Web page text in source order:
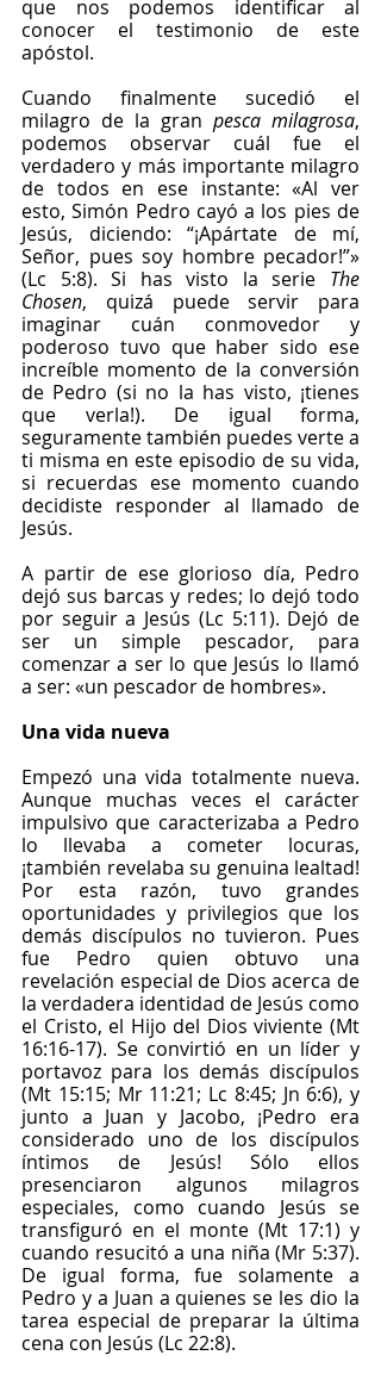
que nos podemos identificar al
conocer el testimonio de este
apóstol.
Cuando finalmente sucedió el
milagro de la gran pesca milagrosa,
podemos observar cuál fue el
verdadero y más importante milagro
de todos en ese instante: «Al ver
esto, Simón Pedro cayó a los pies de
Jesús, diciendo: “¡Apártate de mí,
Señor, pues soy hombre pecador!”»
(Lc 5:8). Si has visto la serie The
Chosen, quizá puede servir para
imaginar cuán conmovedor y
poderoso tuvo que haber sido ese
increíble momento de la conversión
de Pedro (si no la has visto, ¡tienes
que verla!). De igual forma,
seguramente también puedes verte a
ti misma en este episodio de su vida,
si recuerdas ese momento cuando
decidiste responder al llamado de
Jesús.
A partir de ese glorioso día, Pedro
dejó sus barcas y redes; lo dejó todo
por seguir a Jesús (Lc 5:11). Dejó de
ser un simple pescador, para
comenzar a ser lo que Jesús lo llamó
a ser: «un pescador de hombres».
Una vida nueva
Empezó una vida totalmente nueva.
Aunque muchas veces el carácter
impulsivo que caracterizaba a Pedro
lo llevaba a cometer locuras,
¡también revelaba su genuina lealtad!
Por esta razón, tuvo grandes
oportunidades y privilegios que los
demás discípulos no tuvieron. Pues
fue Pedro quien obtuvo una
revelación especial de Dios acerca de
la verdadera identidad de Jesús como
el Cristo, el Hijo del Dios viviente (Mt
16:16-17). Se convirtió en un líder y
portavoz para los demás discípulos
(Mt 15:15; Mr 11:21; Lc 8:45; Jn 6:6), y
junto a Juan y Jacobo, ¡Pedro era
considerado uno de los discípulos
íntimos de Jesús! Sólo ellos
presenciaron algunos milagros
especiales, como cuando Jesús se
transfiguró en el monte (Mt 17:1) y
cuando resucitó a una niña (Mr 5:37).
De igual forma, fue solamente a
Pedro y a Juan a quienes se les dio la
tarea especial de preparar la última
cena con Jesús (Lc 22:8).